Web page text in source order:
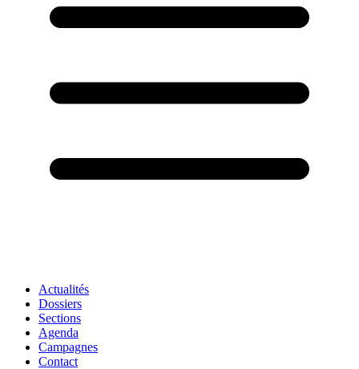
Actualités
Dossiers
Sections
Agenda
Campagnes
Contact